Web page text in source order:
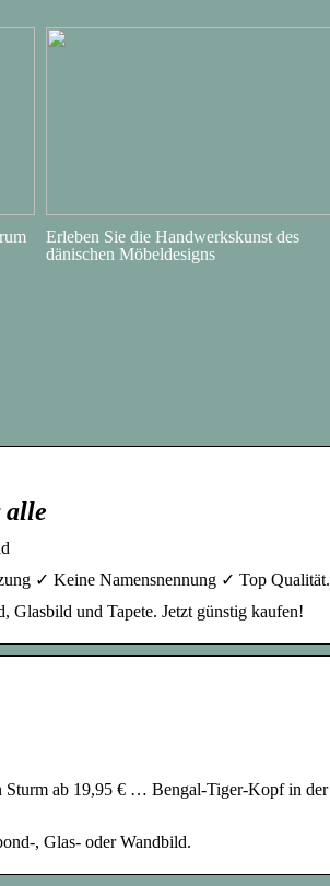
Erleben Sie die Handwerkskunst des
dänischen Möbeldesigns
alle
✓ Keine Namensnennung ✓ Top Qualität.
und Tapete. Jetzt günstig kaufen!
ab 19,95 € … Bengal-Tiger-Kopf in der
, Glas- oder Wandbild.